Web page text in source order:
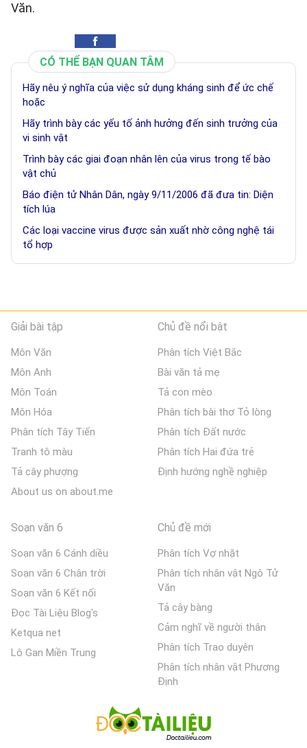
Văn.
CÓ THỂ BẠN QUAN TÂM
Hãy nêu ý nghĩa của việc sử dụng kháng sinh để ức chế
hoặc
Hãy trình bày các yếu tố ảnh hưởng đến sinh trưởng của
vi sinh vật
Trình bày các giai đoạn nhân lên của virus trong tế bào
vật chủ
Báo điện tử Nhân Dân, ngày 9/11/2006 đã đưa tin: Diện
tích lúa
Các loại vaccine virus được sản xuất nhờ công nghệ tái
tổ hợp
Giải bài tập
Môn Văn
Môn Anh
Môn Toán
Môn Hóa
Phân tích Tây Tiến
Tranh tô màu
Tả cây phượng
About us on about.me
Chủ đề nổi bật
Phân tích Việt Bắc
Bài văn tả mẹ
Tả con mèo
Phân tích bài thơ Tỏ lòng
Phân tích Đất nước
Phân tích Hai đứa trẻ
Định hướng nghề nghiệp
Soạn văn 6
Soạn văn 6 Cánh diều
Soạn văn 6 Chân trời
Soạn văn 6 Kết nối
Đọc Tài Liệu Blog's
Ketqua net
Lô Gan Miền Trung
Chủ đề mới
Phân tích Vợ nhặt
Phân tích nhân vật Ngô Tử
Văn
Tả cây bàng
Cảm nghĩ về người thân
Phân tích Trao duyên
Phân tích nhân vật Phương
Định